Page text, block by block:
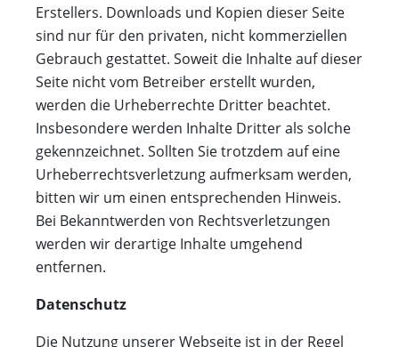
Erstellers. Downloads und Kopien dieser Seite
sind nur für den privaten, nicht kommerziellen
Gebrauch gestattet. Soweit die Inhalte auf dieser
Seite nicht vom Betreiber erstellt wurden,
werden die Urheberrechte Dritter beachtet.
Insbesondere werden Inhalte Dritter als solche
gekennzeichnet. Sollten Sie trotzdem auf eine
Urheberrechtsverletzung aufmerksam werden,
bitten wir um einen entsprechenden Hinweis.
Bei Bekanntwerden von Rechtsverletzungen
werden wir derartige Inhalte umgehend
entfernen.
Datenschutz
Die Nutzung unserer Webseite ist in der Regel